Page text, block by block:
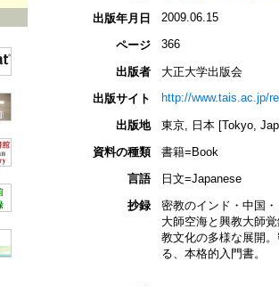
出版年月日
2009.06.15
ページ 366
出版者
大正大学出版会
出版サイト
http://www.tais.ac.jp/
出版地
東京, 日本 [Tokyo,
資料の種類
書籍=Book
言語
日文=Japanese
抄録
密教のインド・中国
大師空海と興教大師
教文化の多様な展開
る、本格的入門書。